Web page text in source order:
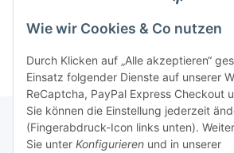
Wie wir Cookies & Co nutzen
Durch Klicken auf „Alle akzeptieren“
Einsatz folgender Dienste auf unserer
ReCaptcha, PayPal Express Checkout
Sie können die Einstellung jederzeit
(Fingerabdruck-Icon links unten).
Sie unter Konfigurieren und in unserer